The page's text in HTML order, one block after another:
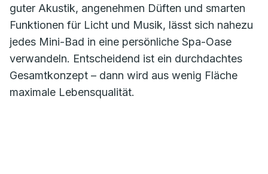
guter Akustik, angenehmen Düften und smarten
Funktionen für Licht und Musik, lässt sich nahezu
jedes Mini-Bad in eine persönliche Spa-Oase
verwandeln. Entscheidend ist ein durchdachtes
Gesamtkonzept – dann wird aus wenig Fläche
maximale Lebensqualität.